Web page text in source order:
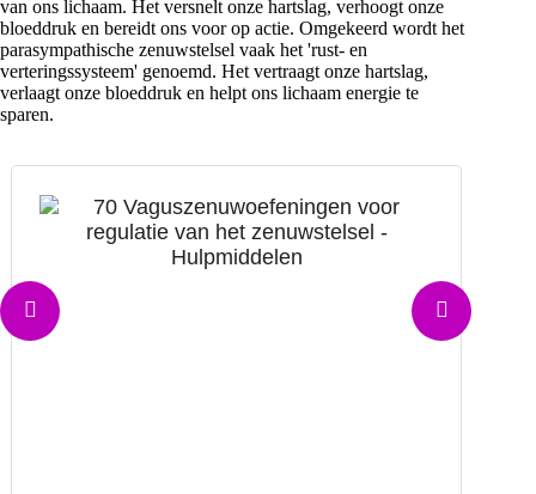
van ons lichaam. Het versnelt onze hartslag, verhoogt onze
bloeddruk en bereidt ons voor op actie. Omgekeerd wordt het
parasympathische zenuwstelsel vaak het 'rust- en
verteringssysteem' genoemd. Het vertraagt onze hartslag,
verlaagt onze bloeddruk en helpt ons lichaam energie te
sparen.